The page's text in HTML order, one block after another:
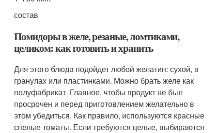
состав
Помидоры в желе, резаные, ломтиками,
целиком: как готовить и хранить
Для этого блюда подойдет любой желатин: сухой, в
гранулах или пластинками. Можно брать желе как
полуфабрикат. Главное, чтобы продукт не был
просрочен и перед приготовлением желательно в
этом убедиться. Как правило, используются красные
спелые томаты. Если требуются целые, выбираются